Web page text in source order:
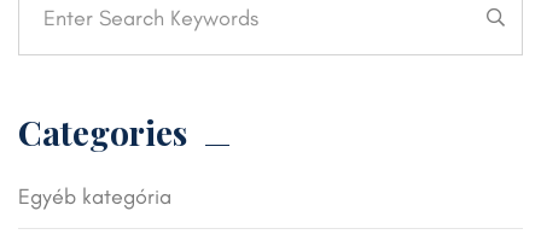
Categories
Egyéb kategória